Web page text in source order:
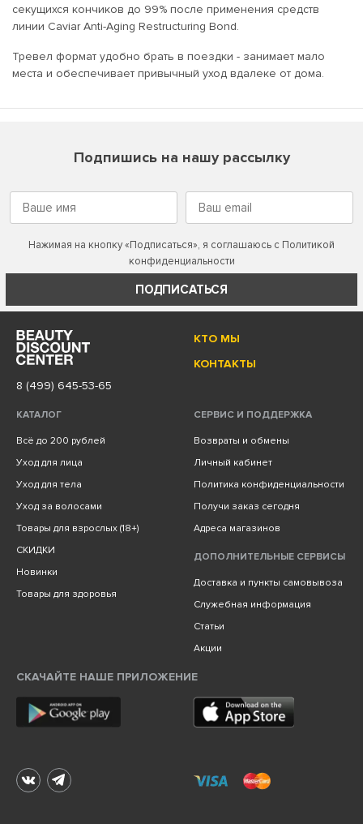
секущихся кончиков до 99% после применения средств
линии Caviar Anti-Aging Restructuring Bond.
Тревел формат удобно брать в поездки - занимает мало
места и обеспечивает привычный уход вдалеке от дома.
Подпишись на нашу рассылку
Нажимая на кнопку «Подписаться», я соглашаюсь с Политикой
конфиденциальности
ПОДПИСАТЬСЯ
КТО МЫ
КОНТАКТЫ
8 (499) 645-53-65
КАТАЛОГ
Всё до 200 рублей
Уход для лица
Уход для тела
Уход за волосами
Товары для взрослых (18+)
СКИДКИ
Новинки
Товары для здоровья
СЕРВИС И ПОДДЕРЖКА
Возвраты и обмены
Личный кабинет
Политика конфиденциальности
Получи заказ сегодня
Адреса магазинов
ДОПОЛНИТЕЛЬНЫЕ СЕРВИСЫ
Доставка и пункты самовывоза
Служебная информация
Статьи
Акции
СКАЧАЙТЕ НАШЕ ПРИЛОЖЕНИЕ